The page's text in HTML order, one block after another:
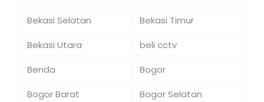
Bekasi Selatan
Bekasi Timur
Bekasi Utara
beli cctv
Benda
Bogor
Bogor Barat
Bogor Selatan